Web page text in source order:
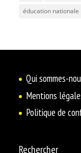
éducation nationale
Qui sommes-
Mentions
Politique de
Rechercher